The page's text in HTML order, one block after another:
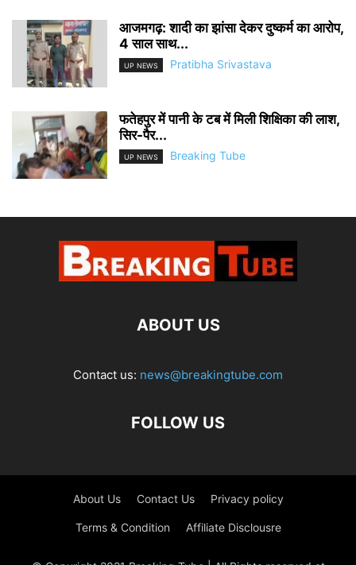
आजमगढ़: शादी का झांसा देकर दुष्कर्म का आरोप,
4 साल साथ...
UP NEWS Pratibha Srivastava
फतेहपुर में पानी के टब में मिली शिक्षिका की लाश,
सिर-पैर...
UP NEWS Breaking Tube
ABOUT US
Contact us: news@breakingtube.com
FOLLOW US
About Us Contact Us Privacy policy
Terms & Condition Affiliate Disclousre